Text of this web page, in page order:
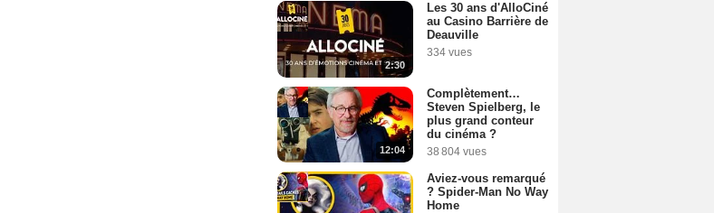
2:30
Les 30 ans d'AlloCiné
au Casino Barrière de
Deauville
334 vues
12:04
Complètement…
Steven Spielberg, le
plus grand conteur
du cinéma ?
38 804 vues
Aviez-vous remarqué
? Spider-Man No Way
Home